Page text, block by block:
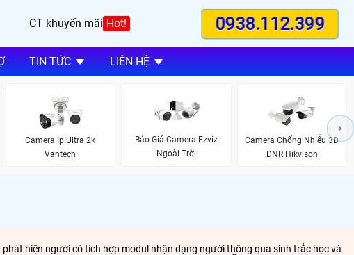
CT khuyến mãi Hot! 0938.112.399
TIN TỨC LIÊN HỆ
Camera Ip Ultra 2k
Vantech
Báo Giá Camera Ezviz
Ngoài Trời
Camera Chống Nhiễu 3D
DNR Hikvison
hiện người có tích hợp modul nhận dạng người thông qua sinh trắc học và